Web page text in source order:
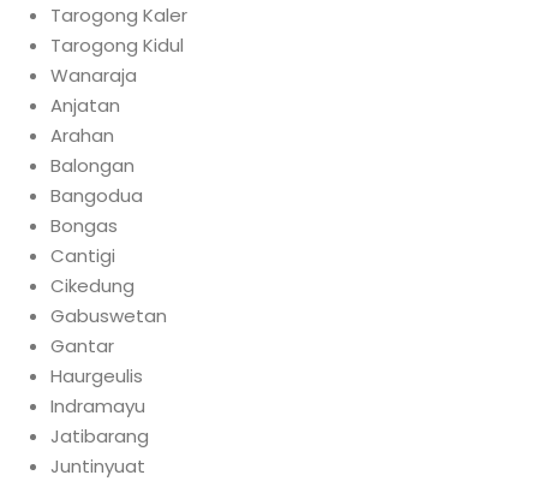
Tarogong Kaler
Tarogong Kidul
Wanaraja
Anjatan
Arahan
Balongan
Bangodua
Bongas
Cantigi
Cikedung
Gabuswetan
Gantar
Haurgeulis
Indramayu
Jatibarang
Juntinyuat